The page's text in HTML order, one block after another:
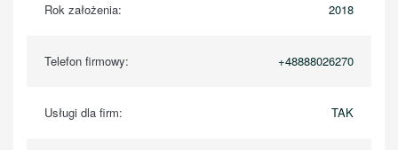
Rok założenia: 2018
Telefon firmowy: +48888026270
Usługi dla firm: TAK